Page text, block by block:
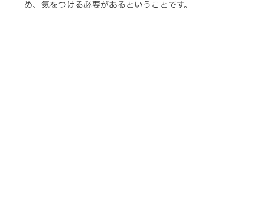
め、気をつける必要があるということです。